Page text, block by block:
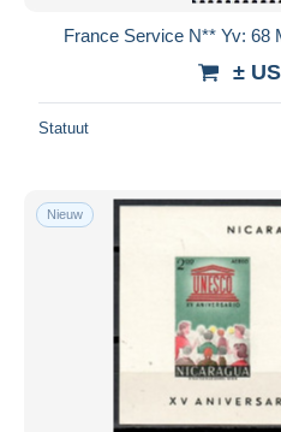
France Service N** Yv: 68
±
Statuut
Nieuw